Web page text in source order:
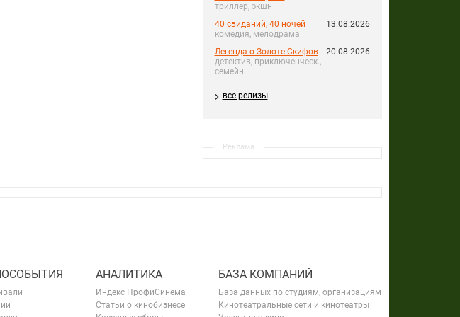
триллер, экшн
40 свиданий, 40 ночей
комедия, мелодрама
13.08.2026
Легенда о Золоте Скифов
детектив, приключенческ.,
семейн.
20.08.2026
все релизы
Реклама
АНАЛИТИКА
Индекс ПрофиСинема
Статьи о кинобизнесе
БАЗА КОМПАНИЙ
База данных по студиям, организациям
Кинотеатральные сети и кинотеатры